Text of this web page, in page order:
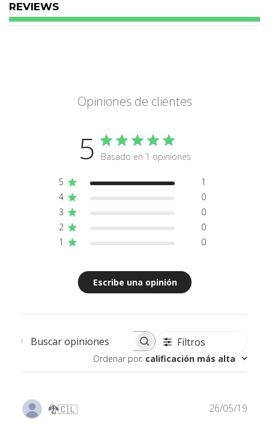
minutos de haberla consumido. Estos efectos suelen reflejarse en todo tu
ser: mente y cuerpo. Culminan en un fuerte golpe cerebral y son
Esta variedad no tiene gran misterio a la hora de cultivarla. Es simple,
pero te sorprenderá con su alto crecimiento. A medida que esta planta va
Te recomendamos que le des espacio suficiente para su crecimiento, ya
que, como hemos dicho, esta planta puede llegar a ser bastante alta y sus
ramas necesitan poder desplegarse bien.
Características
Genes: Híbrido equilibrado
Genética: Stardawg Autofloreciente
Cosecha: 8-9 semanas desde la germinación
Producción: 400-600 g/m2; 50-300 g/planta
Altura: 70 - 120 cm
THC: Muy alto
*Considerar que, en algunos casos, las semillas clasificadas como +2
pueden corresponder a cepas distintas
REVIEWS
Opiniones de clientes
5 Basado en 1 opiniones
5
1
4
0
3
0
2
0
1
0
Escribe una opinión
Buscar opiniones Filtros
Ordenar por: calificación más alta
🐉🇨🇱 26/05/19